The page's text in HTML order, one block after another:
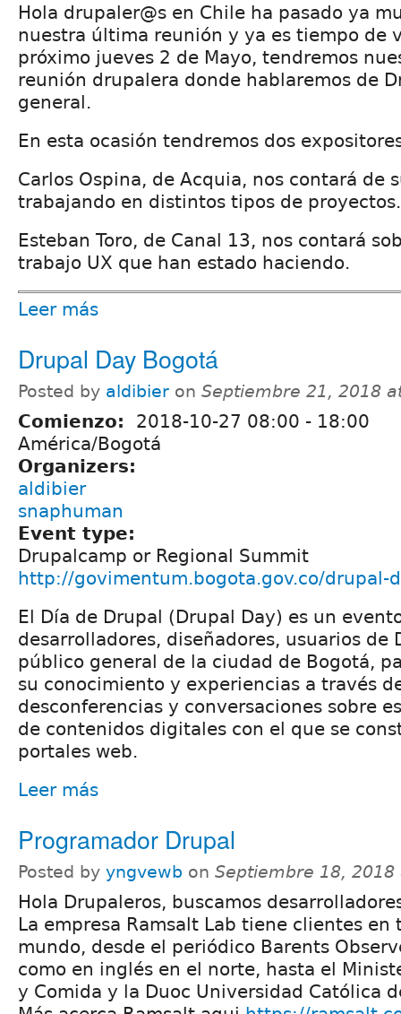
Hola drupaler@s en Chile ha pasado ya
nuestra última reunión y ya es tiempo de
próximo jueves 2 de Mayo, tendremos
reunión drupalera donde hablaremos de
general.
En esta ocasión tendremos dos
Carlos Ospina, de Acquia, nos contará de
trabajando en distintos tipos de proyectos.
Esteban Toro, de Canal 13, nos contará
trabajo UX que han estado haciendo.
Leer más
Drupal Day Bogotá
Posted by aldibier on Septiembre 21, 2018
Comienzo: 2018-10-27 08:00 - 18:00
América/Bogotá
Organizers:
aldibier
snaphuman
Event type:
Drupalcamp or Regional Summit
http://govimentum.bogota.gov.co/drupal-
El Día de Drupal (Drupal Day) es un
desarrolladores, diseñadores, usuarios de
público general de la ciudad de Bogotá,
su conocimiento y experiencias a través
desconferencias y conversaciones sobre
de contenidos digitales con el que se
portales web.
Leer más
Programador Drupal
Posted by yngvewb on Septiembre 18, 2018
Hola Drupaleros, buscamos
La empresa Ramsalt Lab tiene clientes en
mundo, desde el periódico Barents
como en inglés en el norte, hasta el
y Comida y la Duoc Universidad Católica